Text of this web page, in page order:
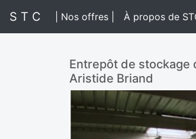
S T C | Nos offres | À propos de
Entrepôt de stockage
Aristide Briand